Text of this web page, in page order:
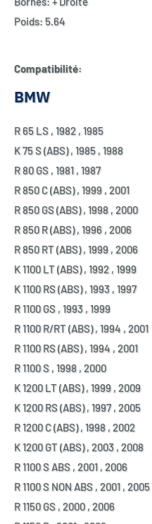
Poids: 5.64
Compatibilité:
BMW
R 65 LS , 1982 , 1985
K 75 S (ABS) , 1985 , 1988
R 80 GS , 1981 , 1987
R 850 C (ABS) , 1999 , 2001
R 850 GS (ABS) , 1998 , 2000
R 850 R (ABS) , 1996 , 2006
R 850 RT (ABS) , 1999 , 2006
K 1100 LT (ABS) , 1992 , 1999
K 1100 RS (ABS) , 1993 , 1997
R 1100 GS , 1993 , 1999
R 1100 R/RT (ABS) , 1994 , 2001
R 1100 RS (ABS) , 1994 , 2001
R 1100 S , 1998 , 2000
K 1200 LT (ABS) , 1999 , 2009
K 1200 RS (ABS) , 1997 , 2005
R 1200 C (ABS) , 1998 , 2002
K 1200 GT (ABS) , 2003 , 2008
R 1100 S ABS , 2001 , 2006
R 1100 S NON ABS , 2001 , 2005
R 1150 GS , 2000 , 2006